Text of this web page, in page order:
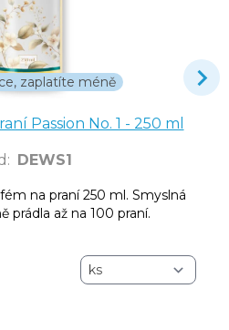
zaplatíte méně
Passion No. 1 - 250 ml
: DEWS1
na praní 250 ml. Smyslná
prádla až na 100 praní.